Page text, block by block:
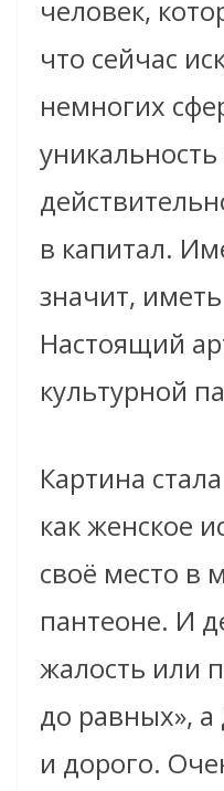
человек,
что сейчас
немногих
в капитал.
значит,
Настоящий
культурной
Картина
как женское
своё место в
пантеоне. И
жалость или
до равных», а
и дорого.